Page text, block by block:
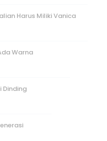
Harus Miliki Vanica
Warna
Dinding